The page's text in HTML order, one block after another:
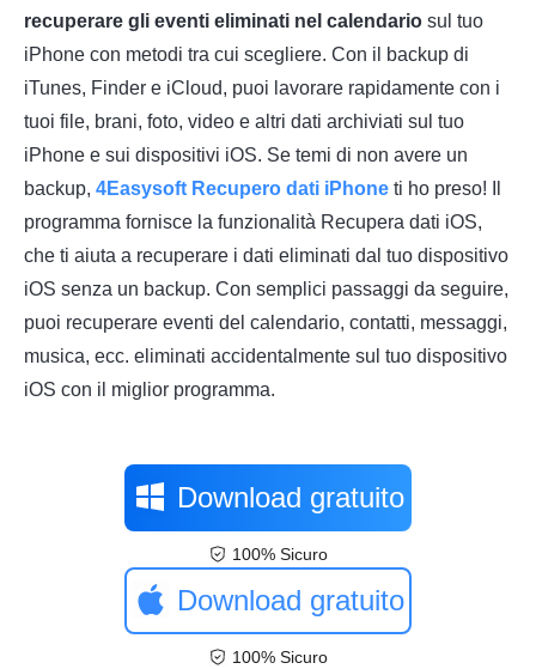
recuperare gli eventi eliminati nel calendario sul tuo
iPhone con metodi tra cui scegliere. Con il backup di
iTunes, Finder e iCloud, puoi lavorare rapidamente con i
tuoi file, brani, foto, video e altri dati archiviati sul tuo
iPhone e sui dispositivi iOS. Se temi di non avere un
backup, 4Easysoft Recupero dati iPhone ti ho preso! Il
programma fornisce la funzionalità Recupera dati iOS,
che ti aiuta a recuperare i dati eliminati dal tuo dispositivo
iOS senza un backup. Con semplici passaggi da seguire,
puoi recuperare eventi del calendario, contatti, messaggi,
musica, ecc. eliminati accidentalmente sul tuo dispositivo
iOS con il miglior programma.
Download gratuito
100% Sicuro
Download gratuito
100% Sicuro